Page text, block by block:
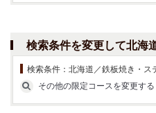
検索条件を変更して北海
検索条件： 北海道／鉄板焼き・ス
その他の限定コースを変更する